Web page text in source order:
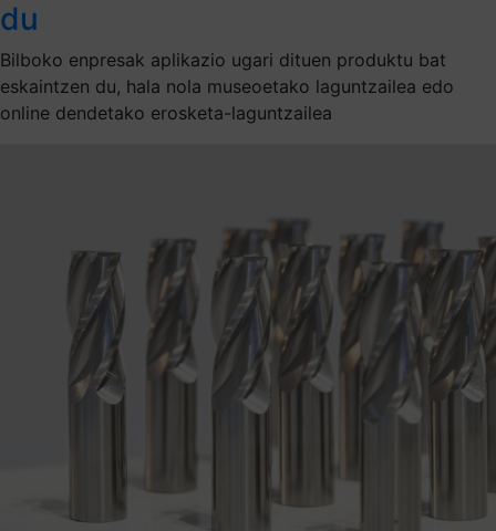
du
Bilboko enpresak aplikazio ugari dituen produktu bat
eskaintzen du, hala nola museoetako laguntzailea edo
online dendetako erosketa-laguntzailea